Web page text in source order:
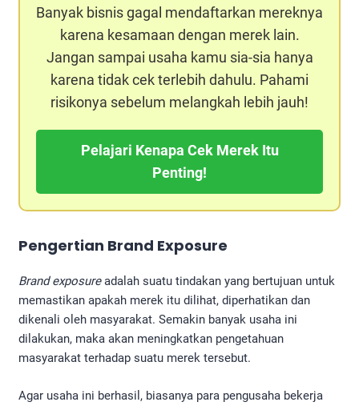
Banyak bisnis gagal mendaftarkan mereknya
karena kesamaan dengan merek lain.
Jangan sampai usaha kamu sia-sia hanya
karena tidak cek terlebih dahulu. Pahami
risikonya sebelum melangkah lebih jauh!
Pelajari Kenapa Cek Merek Itu
Penting!
Pengertian Brand Exposure
Brand exposureadalah suatu tindakan yang bertujuan untuk
memastikan apakah merek itu dilihat, diperhatikan dan
dikenali oleh masyarakat. Semakin banyak usaha ini
dilakukan, maka akan meningkatkan pengetahuan
masyarakat terhadap suatu merek tersebut.
Agar usaha ini berhasil, biasanya para pengusaha bekerja